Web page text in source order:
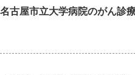
名古屋市立大学病院のがん診